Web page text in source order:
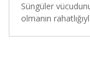
Süngüler
olmanın